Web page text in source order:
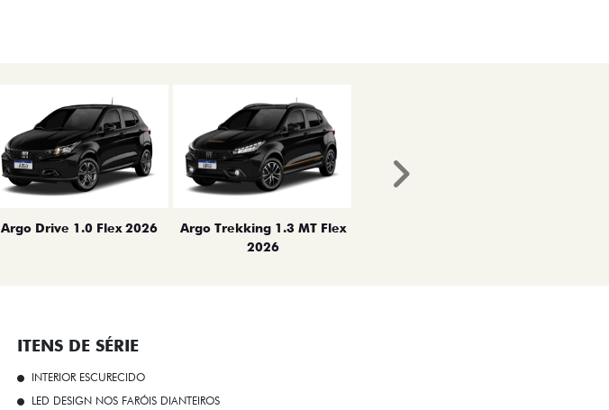
Argo Drive 1.0 Flex 2026
Argo Trekking 1.3 MT Flex
2026
Próximo
ITENS DE SÉRIE
INTERIOR ESCURECIDO
LED DESIGN NOS FARÓIS DIANTEIROS